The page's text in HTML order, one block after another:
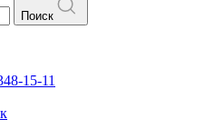
Поиск
15-11